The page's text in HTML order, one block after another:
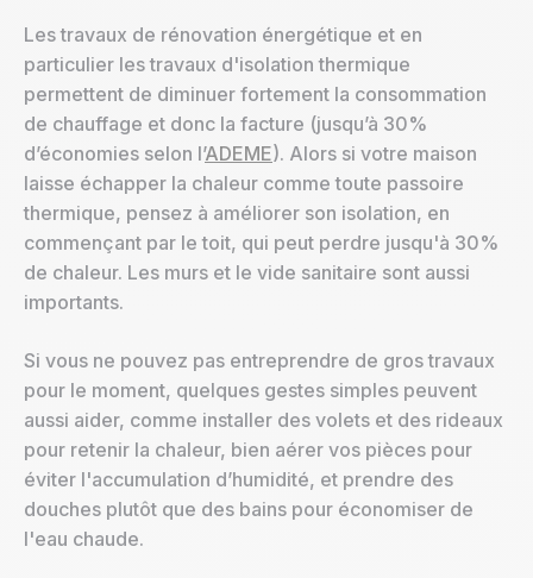
Les travaux de rénovation énergétique et en
particulier les travaux d'isolation thermique
permettent de diminuer fortement la consommation
de chauffage et donc la facture (jusqu’à 30%
d’économies selon l’ADEME). Alors si votre maison
laisse échapper la chaleur comme toute passoire
thermique, pensez à améliorer son isolation, en
commençant par le toit, qui peut perdre jusqu'à 30%
de chaleur. Les murs et le vide sanitaire sont aussi
importants.
Si vous ne pouvez pas entreprendre de gros travaux
pour le moment, quelques gestes simples peuvent
aussi aider, comme installer des volets et des rideaux
pour retenir la chaleur, bien aérer vos pièces pour
éviter l'accumulation d’humidité, et prendre des
douches plutôt que des bains pour économiser de
l'eau chaude.